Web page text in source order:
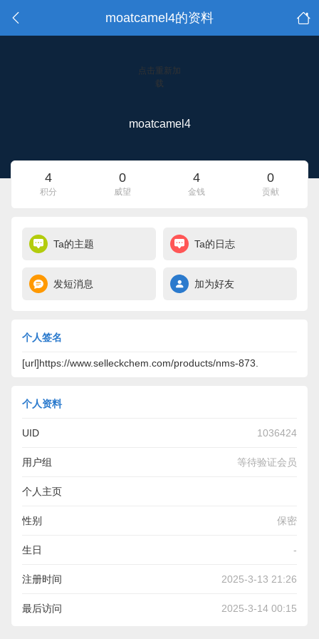
moatcamel4的资料
点击重新加
载
moatcamel4
4
积分
0
威望
4
金钱
0
贡献
Ta的主题 Ta的日志
发短消息 加为好友
个人签名
[url]https://www.selleckchem.com/products/nms-873.
个人资料
UID 1036424
用户组 等待验证会员
个人主页
https://www.selleckchem.com/products/nms-873.html
性别 保密
生日 -
注册时间 2025-3-13 21:26
最后访问 2025-3-14 00:15